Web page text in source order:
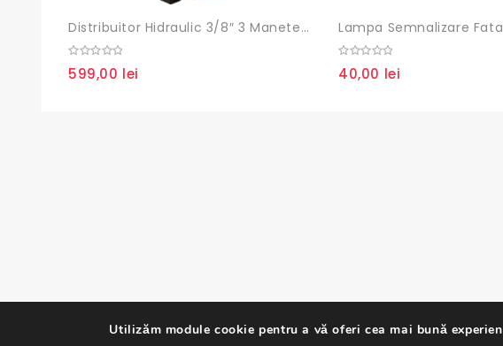
Distribuitor Hidraulic 3/8″ 3 Manete 40 Litri
out
599,00 lei
out
40,00 lei
Utilizăm module cookie pentru a vă oferi cea mai bună